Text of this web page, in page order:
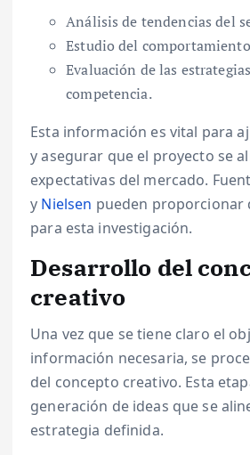
Análisis de tendencias del
Estudio del
Evaluación de las
competencia.
Esta información es vital para
y asegurar que el proyecto se
expectativas del mercado.
y Nielsen pueden proporcionar
para esta investigación.
Desarrollo del
creativo
Una vez que se tiene claro el
información necesaria, se
del concepto creativo. Esta
generación de ideas que se
estrategia definida.